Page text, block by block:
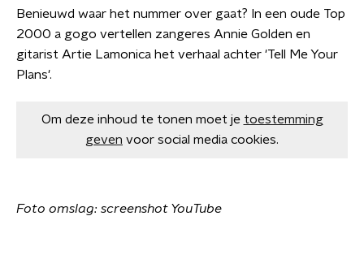
Benieuwd waar het nummer over gaat? In een oude Top
2000 a gogo vertellen zangeres Annie Golden en
gitarist Artie Lamonica het verhaal achter 'Tell Me Your
Plans'.
Om deze inhoud te tonen moet je toestemming
geven voor social media cookies.
Foto omslag: screenshot YouTube